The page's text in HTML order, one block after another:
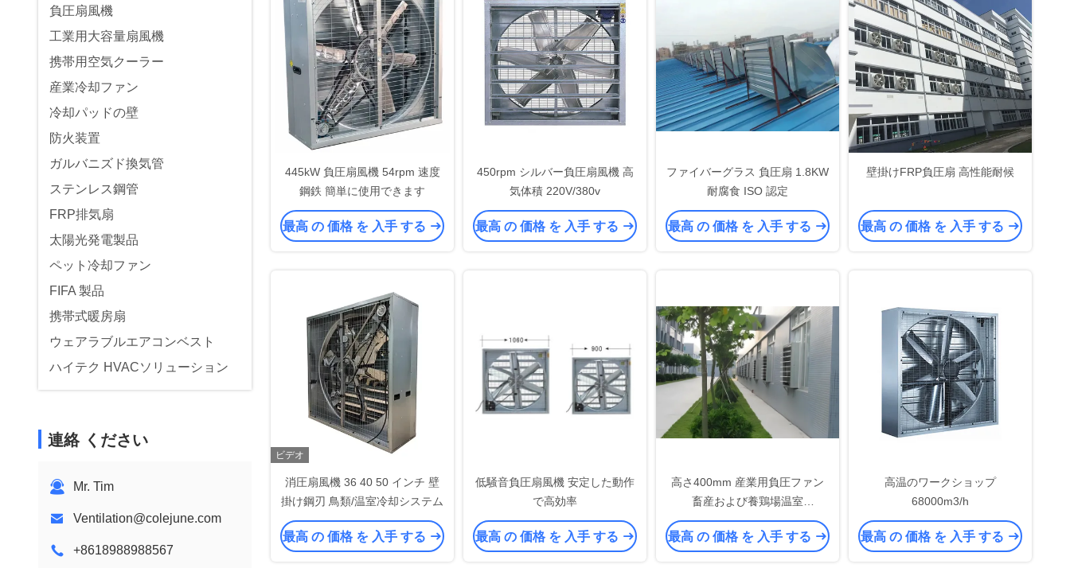
負圧扇風機
工業用大容量扇風機
携帯用空気クーラー
産業冷却ファン
冷却パッドの壁
防火装置
ガルバニズド換気管
ステンレス鋼管
FRP排気扇
太陽光発電製品
ペット冷却ファン
FIFA 製品
携帯式暖房扇
ウェアラブルエアコンベスト
ハイテク HVACソリューション
連絡 ください
Mr. Tim
Ventilation@colejune.com
+8618988988567
445kW 負圧扇風機 54rpm 速度
鋼鉄 簡単に使用できます
最高 の 価格 を 入手 する
450rpm シルバー負圧扇風機 高
気体積 220V/380v
最高 の 価格 を 入手 する
ファイバーグラス 負圧扇 1.8KW
耐腐食 ISO 認定
最高 の 価格 を 入手 する
壁掛けFRP負圧扇 高性能耐候
最高 の 価格 を 入手 する
ビデオ
消圧扇風機 36 40 50 インチ 壁
掛け鋼刃 鳥類/温室冷却システム
最高 の 価格 を 入手 する
低騒音負圧扇風機 安定した動作
で高効率
最高 の 価格 を 入手 する
高さ400mm 産業用負圧ファン
畜産および養鶏場温室
CAD/CAM設計
最高 の 価格 を 入手 する
高温のワークショップ
68000m3/h
最高 の 価格 を 入手 する